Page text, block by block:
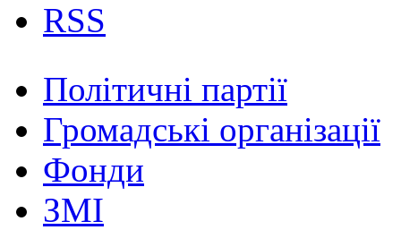
RSS
Політичні партії
Громадські організації
Фонди
ЗМІ